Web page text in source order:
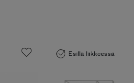
Esillä liikkeessä